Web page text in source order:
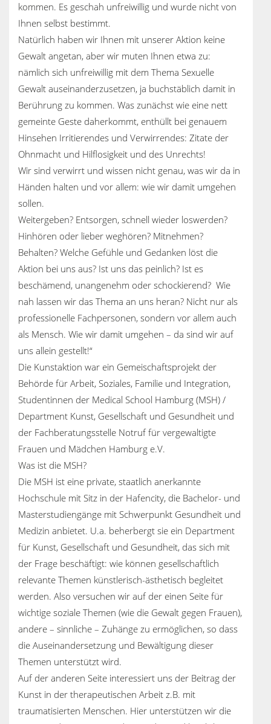
kommen. Es geschah unfreiwillig und wurde nicht von
Ihnen selbst bestimmt.
Natürlich haben wir Ihnen mit unserer Aktion keine
Gewalt angetan, aber wir muten Ihnen etwa zu:
nämlich sich unfreiwillig mit dem Thema Sexuelle
Gewalt auseinanderzusetzen, ja buchstäblich damit in
Berührung zu kommen. Was zunächst wie eine nett
gemeinte Geste daherkommt, enthüllt bei genauem
Hinsehen Irritierendes und Verwirrendes: Zitate der
Ohnmacht und Hilflosigkeit und des Unrechts!
Wir sind verwirrt und wissen nicht genau, was wir da in
Händen halten und vor allem: wie wir damit umgehen
sollen.
Weitergeben? Entsorgen, schnell wieder loswerden?
Hinhören oder lieber weghören? Mitnehmen?
Behalten? Welche Gefühle und Gedanken löst die
Aktion bei uns aus? Ist uns das peinlich? Ist es
beschämend, unangenehm oder schockierend? Wie
nah lassen wir das Thema an uns heran? Nicht nur als
professionelle Fachpersonen, sondern vor allem auch
als Mensch. Wie wir damit umgehen – da sind wir auf
uns allein gestellt!“
Die Kunstaktion war ein Gemeischaftsprojekt der
Behörde für Arbeit, Soziales, Familie und Integration,
Studentinnen der Medical School Hamburg (MSH) /
Department Kunst, Gesellschaft und Gesundheit und
der Fachberatungsstelle Notruf für vergewaltigte
Frauen und Mädchen Hamburg e.V.
Was ist die MSH?
Die MSH ist eine private, staatlich anerkannte
Hochschule mit Sitz in der Hafencity, die Bachelor- und
Masterstudiengänge mit Schwerpunkt Gesundheit und
Medizin anbietet. U.a. beherbergt sie ein Department
für Kunst, Gesellschaft und Gesundheit, das sich mit
der Frage beschäftigt: wie können gesellschaftlich
relevante Themen künstlerisch-ästhetisch begleitet
werden. Also versuchen wir auf der einen Seite für
wichtige soziale Themen (wie die Gewalt gegen Frauen),
andere – sinnliche – Zuhänge zu ermöglichen, so dass
die Auseinandersetzung und Bewältigung dieser
Themen unterstützt wird.
Auf der anderen Seite interessiert uns der Beitrag der
Kunst in der therapeutischen Arbeit z.B. mit
traumatisierten Menschen. Hier unterstützen wir die